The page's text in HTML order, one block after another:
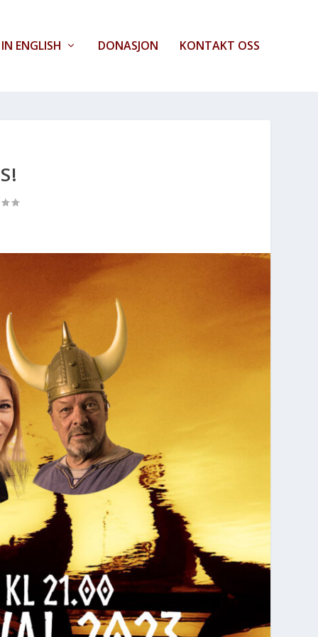
IN ENGLISH DONASJON KONTAKT OSS